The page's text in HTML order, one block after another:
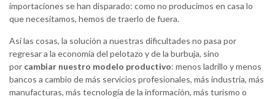
importaciones se han disparado: como no producimos en casa lo
que necesitamos, hemos de traerlo de fuera.
Así las cosas, la solución a nuestras dificultades no pasa por
regresar a la economía del pelotazo y de la burbuja, sino
por cambiar nuestro modelo productivo: menos ladrillo y menos
bancos a cambio de más servicios profesionales, más industria, más
manufacturas, más tecnología de la información, más turismo o